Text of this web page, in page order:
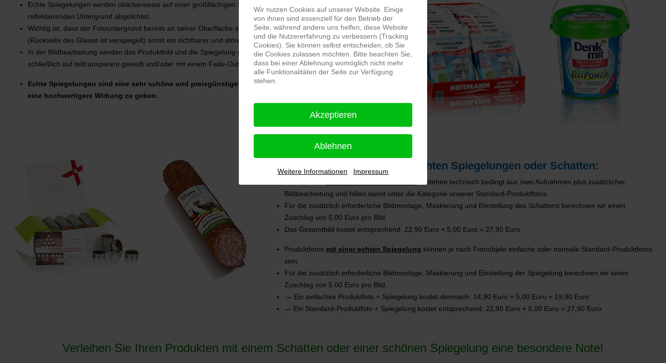
Echte Spiegelungen werden üblicherweise auf einer großflächigen Spiegelunterlage oder einem glänzend
reflektierenden Untergrund abgelichtet.
Wichtig ist, dass der Fotountergrund bereits an seiner Oberfläche spiegelt, da bei herkömmlichen Haushaltsspiegeln
(Rückseite des Glases ist verspiegelt) sonst ein sichtbarer und störender Versatz entsteht.
In der Bildbearbeitung werden das Produktbild und die Spiegelung mit einer separaten Pfadmaske versehen und
schließlich auf teiltransparent gestellt und/oder mit einem Fade-Out-Verlauf versehen.
Echte Spiegelungen sind eine sehr schöne und preisgünstige Möglichkeit, einem sachlichen Produktfoto
eine hochwertigere Wirkung zu geben.
Kosten für Produktfotos mit echten Spiegelungen oder Schatten:
bestehen technisch bedingt aus zwei Aufnahmen plus zusätzlicher
Bildbearbeitung und fallen damit unter die Kategorie unserer Standard-Produktfotos.
Für die zusätzlich erforderliche Bildmontage, Maskierung und Einstellung des Schattens berechnen wir einen
Zuschlag von 5,00 Euro pro Bild.
Das Gesamtbild kostet entsprechend: 22,90 Euro + 5,00 Euro = 27,90 Euro
Produktfotos mit einer echten Spiegelung können je nach Fotoobjekt einfache oder normale Standard-Produktfotos
sein.
Für die zusätzlich erforderliche Bildmontage, Maskierung und Einstellung der Spiegelung berechnen wir einen
Zuschlag von 5.00 Euro pro Bild.
→ Ein einfaches Produktfoto + Spiegelung kostet demnach: 14,90 Euro + 5,00 Euro = 19,90 Euro
→ Ein Standard-Produktfoto + Spiegelung kostet entsprechend: 22,90 Euro + 5,00 Euro = 27,90 Euro
Verleihen Sie Ihren Produkten mit einem Schatten oder einer schönen Spiegelung eine besondere Note!
Wir nutzen Cookies auf unserer Website. Einige
von ihnen sind essenziell für den Betrieb der
Seite, während andere uns helfen, diese Website
und die Nutzererfahrung zu verbessern (Tracking
Cookies). Sie können selbst entscheiden, ob Sie
die Cookies zulassen möchten. Bitte beachten Sie,
dass bei einer Ablehnung womöglich nicht mehr
alle Funktionalitäten der Seite zur Verfügung
stehen.
Akzeptieren
Ablehnen
Weitere Informationen Impressum